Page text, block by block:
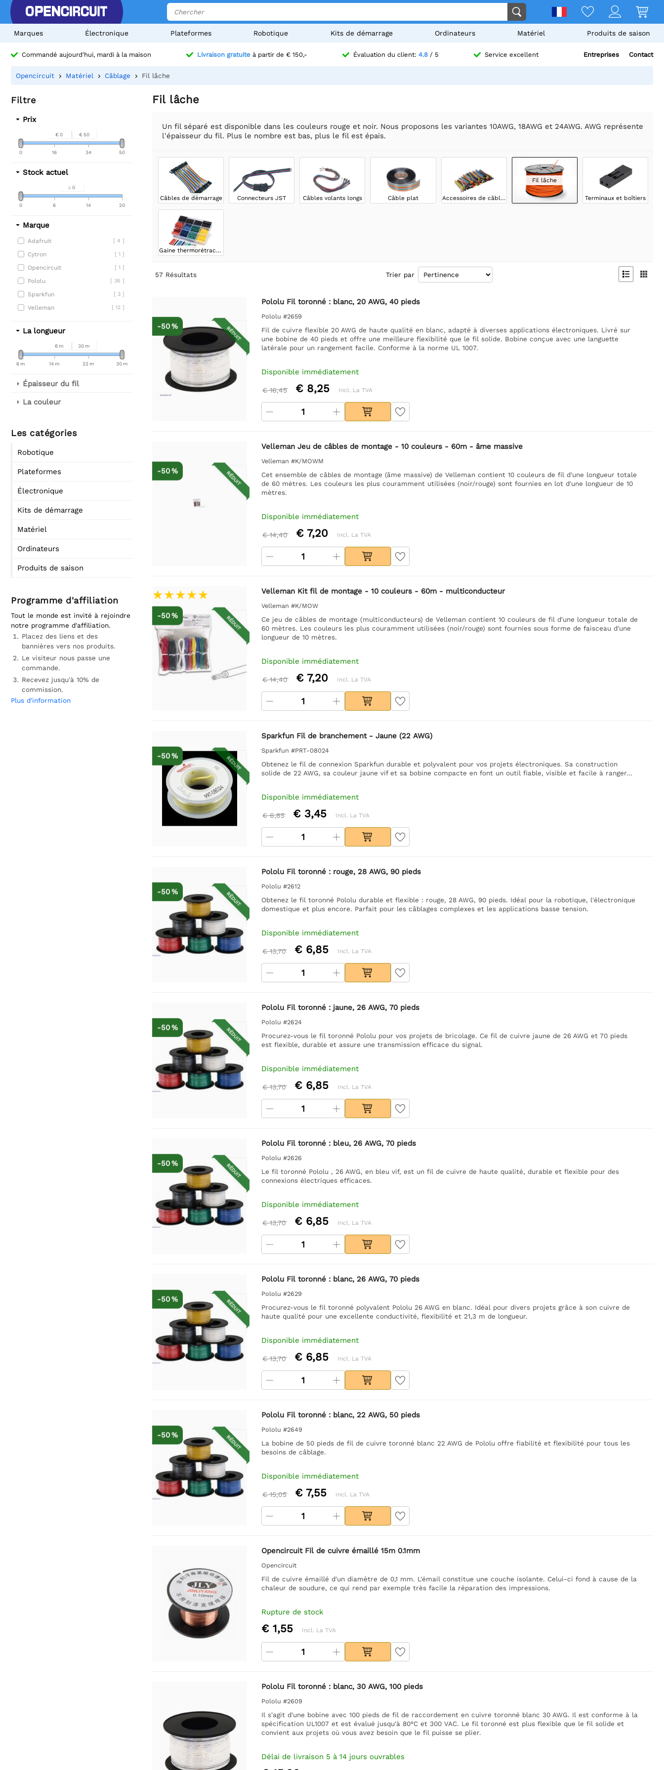
Marques Électronique Plateformes Robotique Kits de démarrage Ordinateurs Matériel Produits de saison
Commandé aujourd'hui, mardi à la maison Livraison gratuite à partir de € 150,- Évaluation du client: 4.8 / 5 Service excellent Entreprises Contact
Opencircuit Matériel Câblage Fil lâche
Filtre
Prix
€ 0 € 50
0 50
16 34
Stock actuel
≥ 0
0 20
6 14
Marque
Adafruit [ 4 ]
Cytron [ 1 ]
Opencircuit [ 1 ]
Pololu [ 36 ]
Sparkfun [ 3 ]
Velleman [ 12 ]
La longueur
6 m 30 m
6 m 30 m
14 m 22 m
Épaisseur du fil
La couleur
Les catégories
Robotique
Plateformes
Électronique
Kits de démarrage
Matériel
Ordinateurs
Produits de saison
Programme d'affiliation
Tout le monde est invité à rejoindre
notre programme d'affiliation.
Placez des liens et des
bannières vers nos produits.
Le visiteur nous passe une
commande.
Recevez jusqu'à 10% de
commission.
Plus d'information
Fil lâche
Un fil séparé est disponible dans les couleurs rouge et noir. Nous proposons les variantes 10AWG, 18AWG et 24AWG. AWG représente
l'épaisseur du fil. Plus le nombre est bas, plus le fil est épais.
Câbles de démarrage Connecteurs JST Câbles volants longs Câble plat Accessoires de câblage
Fil lâche
Terminaux et boîtiers
Gaine thermorétractable
57 Résultats Trier par  
RÉDUIT
-50 %
Pololu Fil toronné : blanc, 20 AWG, 40 pieds
Pololu #2659
Fil de cuivre flexible 20 AWG de haute qualité en blanc, adapté à diverses applications électroniques. Livré sur
une bobine de 40 pieds et offre une meilleure flexibilité que le fil solide. Bobine conçue avec une languette
latérale pour un rangement facile. Conforme à la norme UL 1007.
Disponible immédiatement
€ 16,45 € 8,25 Incl. La TVA
RÉDUIT
-50 %
Velleman Jeu de câbles de montage - 10 couleurs - 60m - âme massive
Velleman #K/MOWM
Cet ensemble de câbles de montage (âme massive) de Velleman contient 10 couleurs de fil d'une longueur totale
de 60 mètres. Les couleurs les plus couramment utilisées (noir/rouge) sont fournies en lot d'une longueur de 10
mètres.
Disponible immédiatement
€ 14,40 € 7,20 Incl. La TVA
RÉDUIT
-50 %
Velleman Kit fil de montage - 10 couleurs - 60m - multiconducteur
Velleman #K/MOW
Ce jeu de câbles de montage (multiconducteurs) de Velleman contient 10 couleurs de fil d'une longueur totale de
60 mètres. Les couleurs les plus couramment utilisées (noir/rouge) sont fournies sous forme de faisceau d'une
longueur de 10 mètres.
Disponible immédiatement
€ 14,40 € 7,20 Incl. La TVA
RÉDUIT
-50 %
Sparkfun Fil de branchement - Jaune (22 AWG)
Sparkfun #PRT-08024
Obtenez le fil de connexion Sparkfun durable et polyvalent pour vos projets électroniques. Sa construction
solide de 22 AWG, sa couleur jaune vif et sa bobine compacte en font un outil fiable, visible et facile à ranger...
Disponible immédiatement
€ 6,85 € 3,45 Incl. La TVA
RÉDUIT
-50 %
Pololu Fil toronné : rouge, 28 AWG, 90 pieds
Pololu #2612
Obtenez le fil toronné Pololu durable et flexible : rouge, 28 AWG, 90 pieds. Idéal pour la robotique, l'électronique
domestique et plus encore. Parfait pour les câblages complexes et les applications basse tension.
Disponible immédiatement
€ 13,70 € 6,85 Incl. La TVA
RÉDUIT
-50 %
Pololu Fil toronné : jaune, 26 AWG, 70 pieds
Pololu #2624
Procurez-vous le fil toronné Pololu pour vos projets de bricolage. Ce fil de cuivre jaune de 26 AWG et 70 pieds
est flexible, durable et assure une transmission efficace du signal.
Disponible immédiatement
€ 13,70 € 6,85 Incl. La TVA
RÉDUIT
-50 %
Pololu Fil toronné : bleu, 26 AWG, 70 pieds
Pololu #2626
Le fil toronné Pololu , 26 AWG, en bleu vif, est un fil de cuivre de haute qualité, durable et flexible pour des
connexions électriques efficaces.
Disponible immédiatement
€ 13,70 € 6,85 Incl. La TVA
RÉDUIT
-50 %
Pololu Fil toronné : blanc, 26 AWG, 70 pieds
Pololu #2629
Procurez-vous le fil toronné polyvalent Pololu 26 AWG en blanc. Idéal pour divers projets grâce à son cuivre de
haute qualité pour une excellente conductivité, flexibilité et 21,3 m de longueur.
Disponible immédiatement
€ 13,70 € 6,85 Incl. La TVA
RÉDUIT
-50 %
Pololu Fil toronné : blanc, 22 AWG, 50 pieds
Pololu #2649
La bobine de 50 pieds de fil de cuivre toronné blanc 22 AWG de Pololu offre fiabilité et flexibilité pour tous les
besoins de câblage.
Disponible immédiatement
€ 15,05 € 7,55 Incl. La TVA
Opencircuit Fil de cuivre émaillé 15m 0.1mm
Opencircuit
Fil de cuivre émaillé d'un diamètre de 0,1 mm. L'émail constitue une couche isolante. Celui-ci fond à cause de la
chaleur de soudure, ce qui rend par exemple très facile la réparation des impressions.
Rupture de stock
€ 1,55 Incl. La TVA
Pololu Fil toronné : blanc, 30 AWG, 100 pieds
Pololu #2609
Il s'agit d'une bobine avec 100 pieds de fil de raccordement en cuivre toronné blanc 30 AWG. Il est conforme à la
spécification UL1007 et est évalué jusqu'à 80°C et 300 VAC. Le fil toronné est plus flexible que le fil solide et
convient aux projets où vous avez besoin que le fil puisse se plier.
Délai de livraison 5 à 14 jours ouvrables